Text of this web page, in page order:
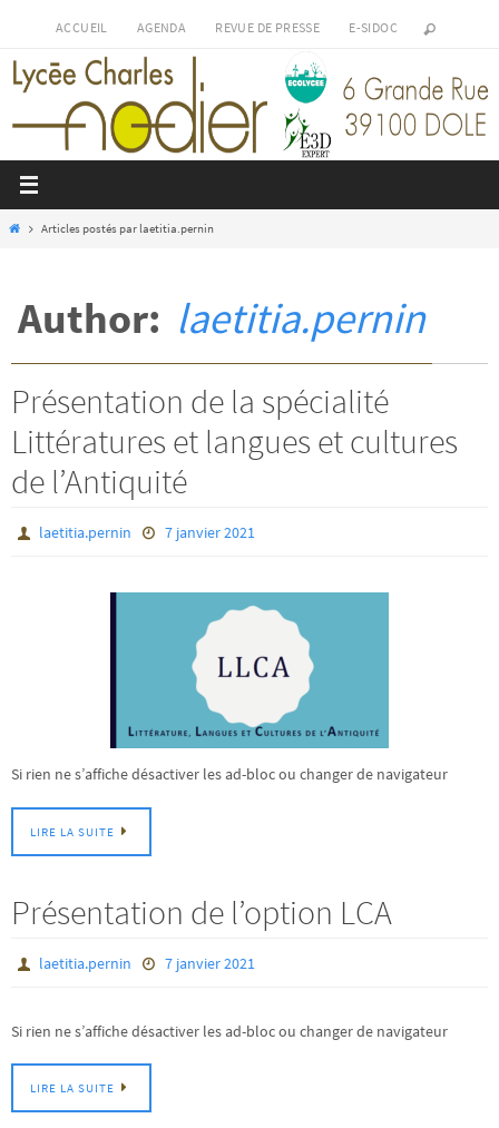
contenu
ACCUEIL AGENDA REVUE DE PRESSE E-SIDOC
HomeArticles postés par laetitia.pernin
Author: laetitia.pernin
Présentation de la spécialité
Littératures et langues et cultures
de l’Antiquité
laetitia.pernin 7 janvier 2021
Si rien ne s’affiche désactiver les ad-bloc ou changer de navigateur
LIRE LA SUITE
Présentation de l’option LCA
laetitia.pernin 7 janvier 2021
Si rien ne s’affiche désactiver les ad-bloc ou changer de navigateur
LIRE LA SUITE